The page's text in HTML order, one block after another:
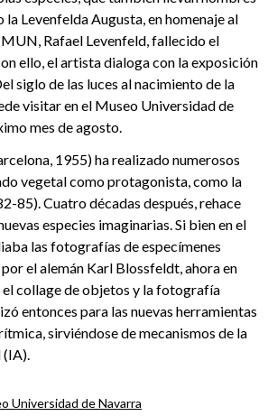
la Levenfelda Augusta, en homenaje al
Rafael Levenfeld, fallecido el
ello, el artista dialoga con la exposición
siglo de las luces al nacimiento de la
visitar en el Museo Universidad de
mes de agosto.
​​1955) ha realizado numerosos
vegetal como protagonista, como la
85). Cuatro décadas después, rehace
especies imaginarias. Si bien en el
las fotografías de especímenes
el alemán Karl Blossfeldt, ahora en
collage de objetos y la fotografía
entonces para las nuevas herramientas
sirviéndose de mecanismos de la
Universidad de Navarra